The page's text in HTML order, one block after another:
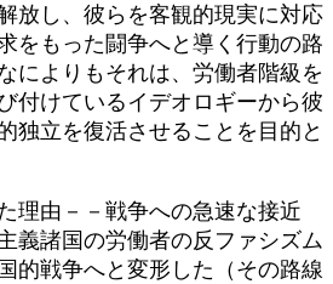
放し、彼らを客観的現実に対応
をもった闘争へと導く行動の路
によりもそれは、労働者階級を
付けているイデオロギーから彼
独立を復活させることを目的と
理由－－戦争への急速な接近
義諸国の労働者の反ファシズム
的戦争へと変形した（その路線